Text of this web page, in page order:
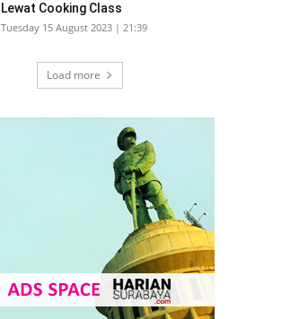
Lewat Cooking Class
Tuesday 15 August 2023 | 21:39
Load more